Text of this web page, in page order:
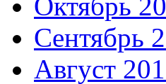
Октябрь
Сентябрь
Август